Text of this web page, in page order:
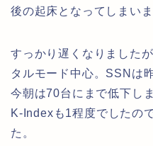
後の起床となってしまい
すっかり遅くなりました
タルモード中心。SSNは
今朝は70台にまで低下し
K-Indexも1程度でしたの
た。